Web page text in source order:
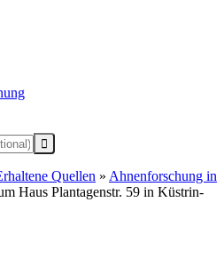
Quellen » Ahnenforschung in
Haus Plantagenstr. 59 in Küstrin-